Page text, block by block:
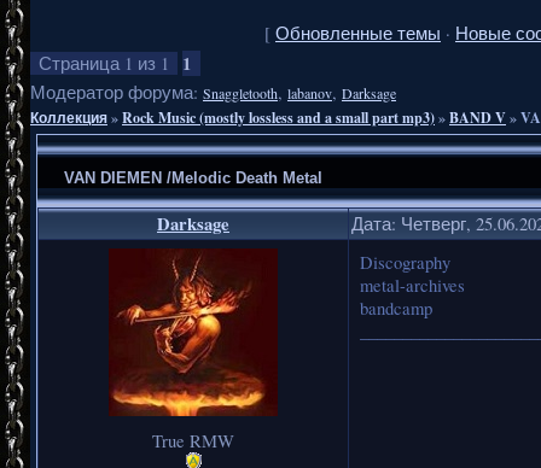
[ Обновленные темы · Новые
Страница 1 из 1 1
Модератор форума: Snaggletooth, labanov, Darksage
Коллекция»Rock Music (mostly lossless and a small part mp3)»BAND V»
VAN DIEMEN /Melodic Death Metal
Darksage Дата: Четверг,
True RMW
Discography
metal-archives
bandcamp